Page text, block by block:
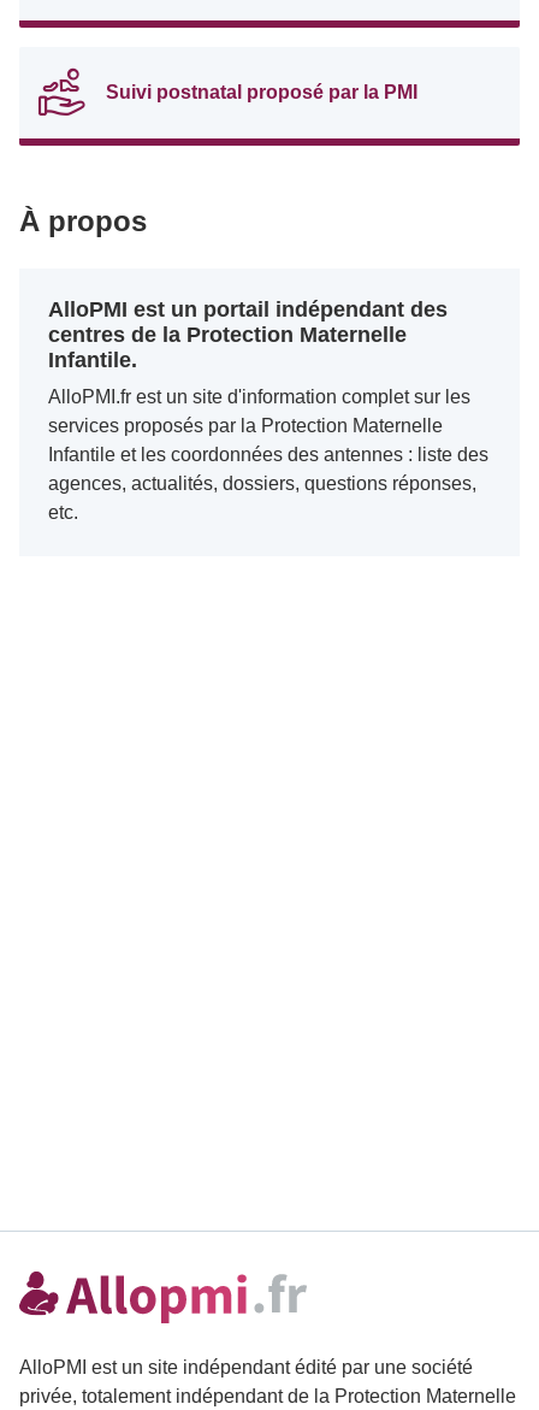
Suivi postnatal proposé par la PMI
À propos
AlloPMI est un portail indépendant des
centres de la Protection Maternelle
Infantile.
AlloPMI.fr est un site d'information complet sur les
services proposés par la Protection Maternelle
Infantile et les coordonnées des antennes : liste des
agences, actualités, dossiers, questions réponses,
etc.
AlloPMI est un site indépendant édité par une société
privée, totalement indépendant de la Protection Maternelle